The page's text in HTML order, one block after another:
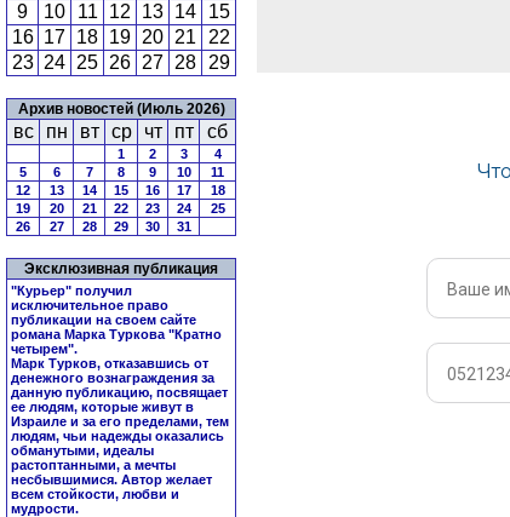
9
10 11 12 13 14
15
16 17 18 19 20 21
22
23 24 25 26 27 28 29
Архив новостей (Июль 2026)
вс пн вт ср чт пт сб
1 2 3
4
5
6 7 8 9 10
11
12
13 14 15 16 17
18
19
20 21 22 23 24
25
26
27 28 29 30 31
Эксклюзивная публикация
"Курьер" получил
исключительное право
публикации на своем сайте
романа Марка Туркова "Кратно
четырем".
Марк Турков, отказавшись от
денежного вознаграждения за
данную публикацию, посвящает
ее людям, которые живут в
Израиле и за его пределами, тем
людям, чьи надежды оказались
обманутыми, идеалы
растоптанными, а мечты
несбывшимися. Автор желает
всем стойкости, любви и
мудрости.